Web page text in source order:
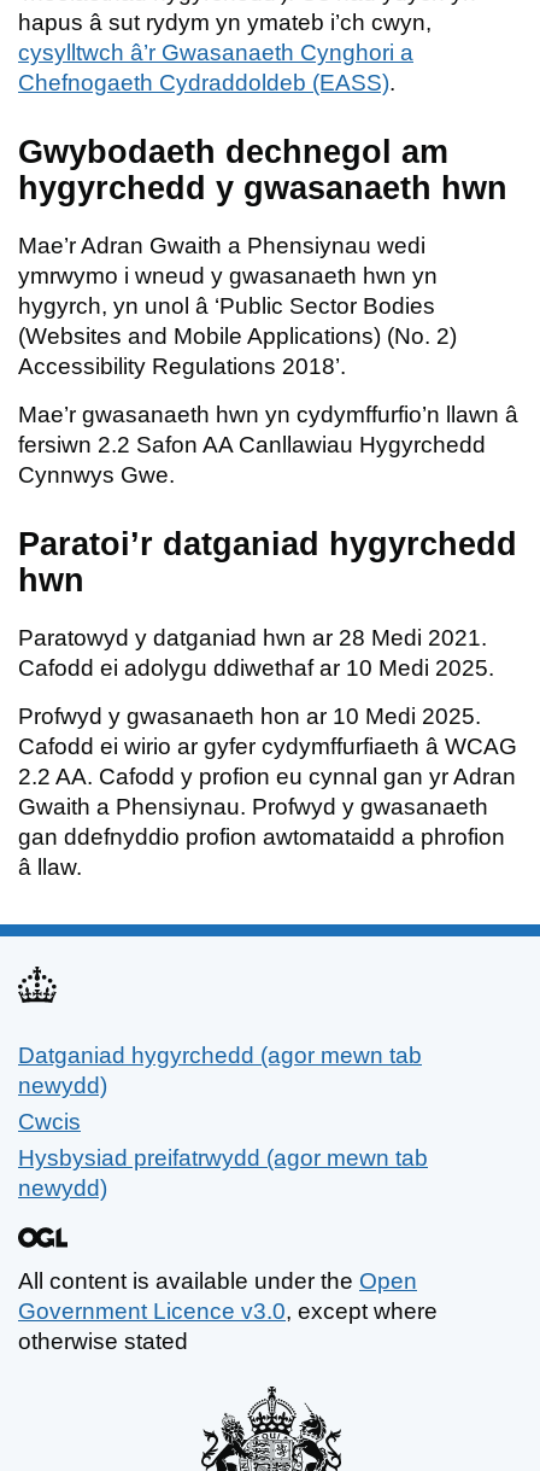
hapus â sut rydym yn ymateb i’ch cwyn,
cysylltwch â’r Gwasanaeth Cynghori a
Chefnogaeth Cydraddoldeb (EASS).
Gwybodaeth dechnegol am
hygyrchedd y gwasanaeth hwn
Mae’r Adran Gwaith a Phensiynau wedi
ymrwymo i wneud y gwasanaeth hwn yn
hygyrch, yn unol â ‘Public Sector Bodies
(Websites and Mobile Applications) (No. 2)
Accessibility Regulations 2018’.
Mae’r gwasanaeth hwn yn cydymffurfio’n llawn â
fersiwn 2.2 Safon AA Canllawiau Hygyrchedd
Cynnwys Gwe.
Paratoi’r datganiad hygyrchedd
hwn
Paratowyd y datganiad hwn ar 28 Medi 2021.
Cafodd ei adolygu ddiwethaf ar 10 Medi 2025.
Profwyd y gwasanaeth hon ar 10 Medi 2025.
Cafodd ei wirio ar gyfer cydymffurfiaeth â WCAG
2.2 AA. Cafodd y profion eu cynnal gan yr Adran
Gwaith a Phensiynau. Profwyd y gwasanaeth
gan ddefnyddio profion awtomataidd a phrofion
â llaw.
Support links
Datganiad hygyrchedd (agor mewn tab
newydd)
Cwcis
Hysbysiad preifatrwydd (agor mewn tab
newydd)
All content is available under the Open
Government Licence v3.0, except where
otherwise stated